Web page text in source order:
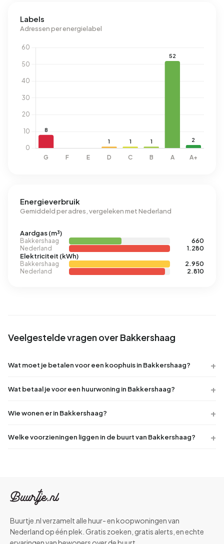
Labels
Adressen per energielabel
Energieverbruik
Gemiddeld per adres, vergeleken met Nederland
Aardgas (m³)
Bakkershaag
660
Nederland
1.280
Elektriciteit (kWh)
Bakkershaag
2.950
Nederland
2.810
Veelgestelde vragen over Bakkershaag
Wat moet je betalen voor een koophuis in Bakkershaag?
Wat betaal je voor een huurwoning in Bakkershaag?
Wie wonen er in Bakkershaag?
Welke voorzieningen liggen in de buurt van Bakkershaag?
Buurtje.nl verzamelt alle huur- en koopwoningen van
Nederland op één plek. Gratis zoeken, gratis alerts, en echte